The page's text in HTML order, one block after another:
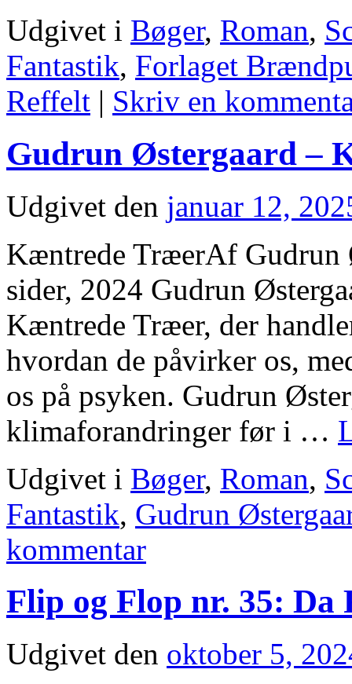
Udgivet i Bøger, Roman,
Fantastik, Forlaget
Reffelt | Skriv en
Gudrun Østergaard –
Udgivet den januar 12,
Kæntrede TræerAf Gudrun
sider, 2024 Gudrun
Kæntrede Træer, der
hvordan de påvirker os,
os på psyken. Gudrun
klimaforandringer før i …
Udgivet i Bøger, Roman,
Fantastik, Gudrun
kommentar
Flip og Flop nr. 35: Da
Udgivet den oktober 5,